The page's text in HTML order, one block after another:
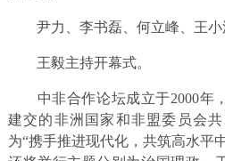
尹力、李书磊、何立峰、王小
王毅主持开幕式。
中非合作论坛成立于2000年
建交的非洲国家和非盟委员会
为“携手推进现代化，共筑高水平